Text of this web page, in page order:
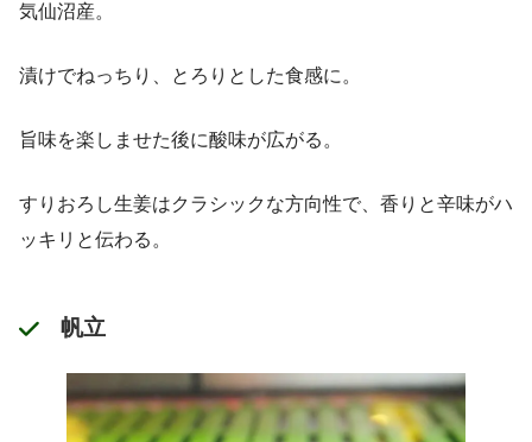
気仙沼産。
漬けでねっちり、とろりとした食感に。
旨味を楽しませた後に酸味が広がる。
すりおろし生姜はクラシックな方向性で、香りと辛味がハ
ッキリと伝わる。
帆立